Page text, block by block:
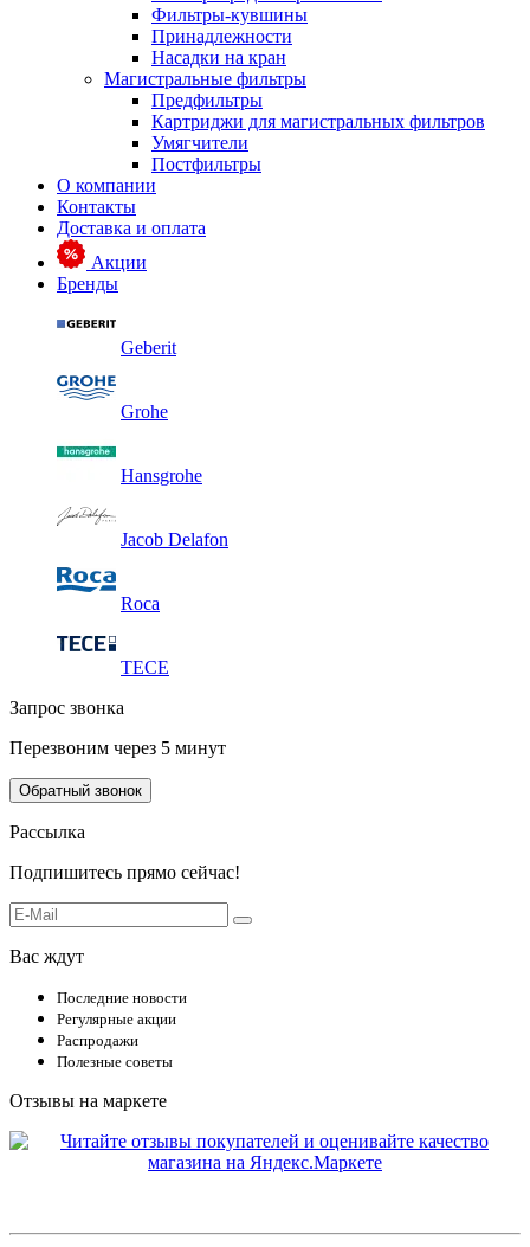
Фильтры-кувшины
Принадлежности
Насадки на кран
Магистральные фильтры
Предфильтры
Картриджи для магистральных фильтров
Умягчители
Постфильтры
О компании
Контакты
Доставка и оплата
Акции
Бренды
Geberit
Grohe
Hansgrohe
Jacob Delafon
Roca
TECE
Запрос звонка
Перезвоним через 5 минут
Обратный звонок
Рассылка
Подпишитесь прямо сейчас!
Вас ждут
Последние новости
Регулярные акции
Распродажи
Полезные советы
Отзывы на маркете